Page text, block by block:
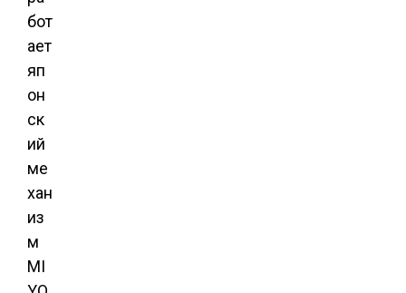
бот
ает
яп
он
ск
ий
ме
хан
из
м
MI